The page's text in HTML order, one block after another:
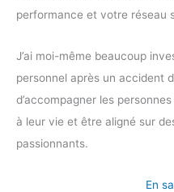
performance et votre réseau
J’ai moi-même beaucoup
personnel après un accident
d’accompagner les
à leur vie et être aligné sur
passionnants.
En